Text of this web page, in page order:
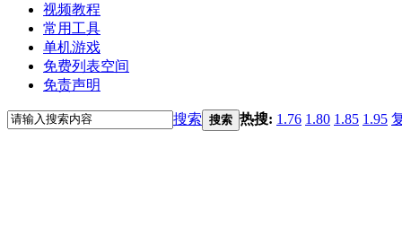
视频教程
常用工具
单机游戏
免费列表空间
免责声明
搜索 搜索 热搜: 1.76 1.80 1.85 1.95